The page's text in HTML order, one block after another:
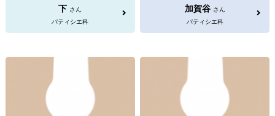
下 さん
パティシエ科
加賀谷 さん
パティシエ科